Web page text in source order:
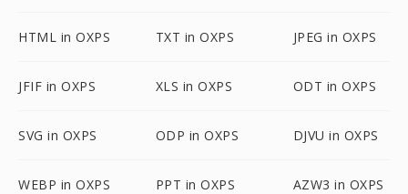
HTML in OXPS TXT in OXPS JPEG in OXPS
JFIF in OXPS XLS in OXPS ODT in OXPS
SVG in OXPS ODP in OXPS DJVU in OXPS
WEBP in OXPS PPT in OXPS AZW3 in OXPS